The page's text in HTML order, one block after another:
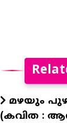
മഴയും
(കവിത :